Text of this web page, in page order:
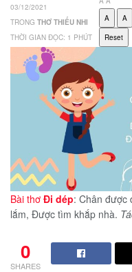
03/12/2021
TRONG THƠ THIẾU NHI
THỜI GIAN ĐỌC: 1 PHÚT
A
A
Reset
Bài thơ Đi dép: Chân được
lắm, Được tìm khắp nhà.
0
SHARES